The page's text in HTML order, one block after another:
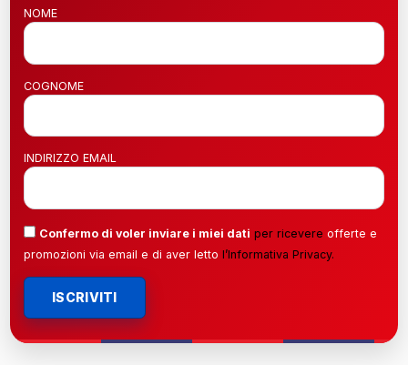
NOME
COGNOME
INDIRIZZO EMAIL
Confermo di voler inviare i miei dati per ricevere offerte e
promozioni via email e di aver letto l’Informativa Privacy.
ISCRIVITI